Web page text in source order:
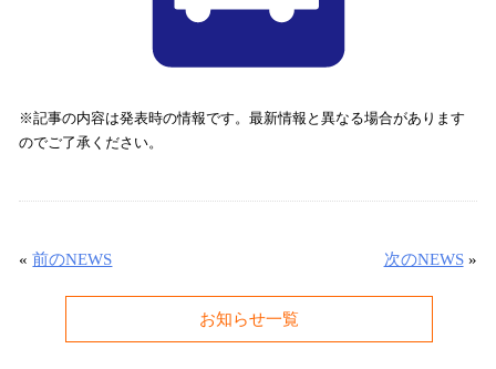
※記事の内容は発表時の情報です。最新情報と異なる場合があります
のでご了承ください。
«前のNEWS 次のNEWS»
お知らせ一覧